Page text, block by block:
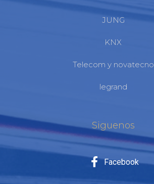
JUNG
KNX
Telecom y novatecno
legrand
Siguenos
Facebook